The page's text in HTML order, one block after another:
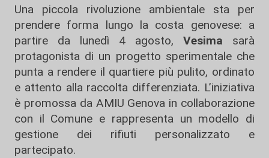
Una piccola rivoluzione ambientale sta per
prendere forma lungo la costa genovese: a
partire da lunedì 4 agosto, Vesima sarà
protagonista di un progetto sperimentale che
punta a rendere il quartiere più pulito, ordinato
e attento alla raccolta differenziata. L’iniziativa
è promossa da AMIU Genova in collaborazione
con il Comune e rappresenta un modello di
gestione dei rifiuti personalizzato e
partecipato.